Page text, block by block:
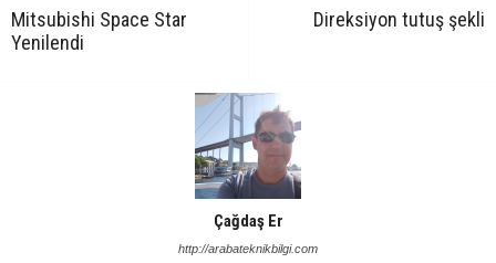
Mitsubishi Space Star
Yenilendi
Direksiyon tutuş şekli
Çağdaş Er
http://arabateknikbilgi.com